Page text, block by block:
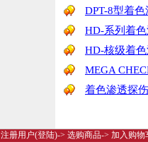
DPT-8型着
HD-系列着
HD-核级着
MEGA
着色渗透探
注册用户(登陆)-> 选购商品-> 加入购